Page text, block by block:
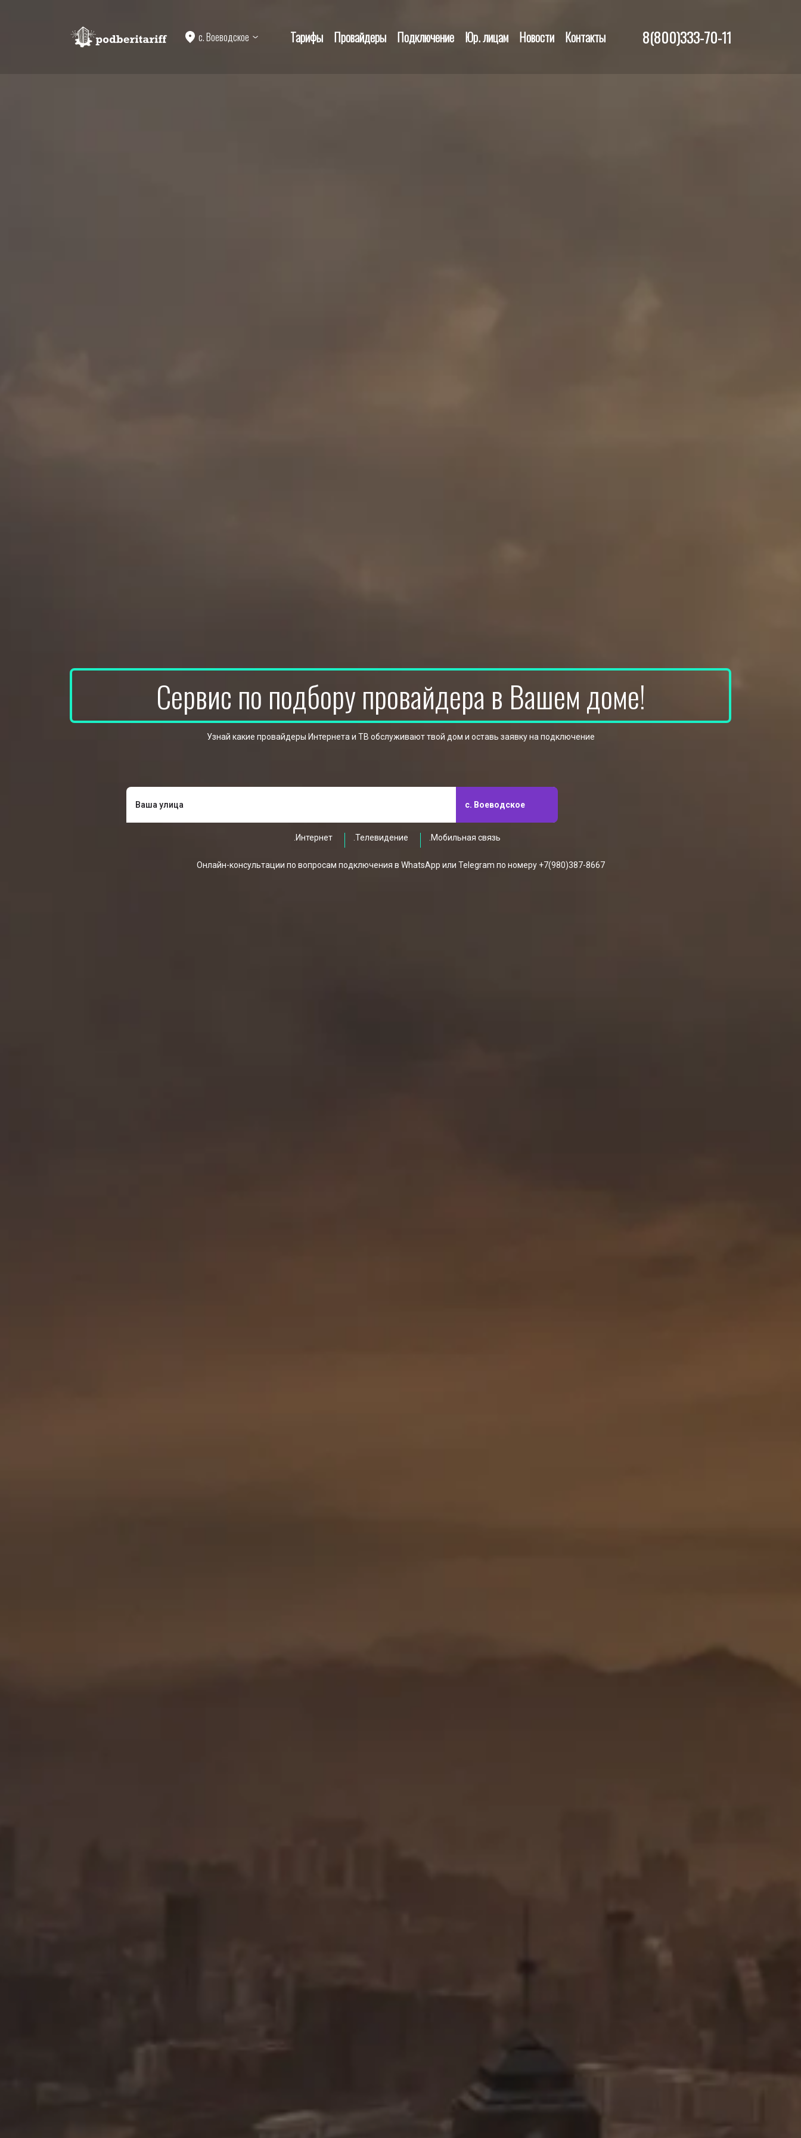
с. Воеводское Тарифы Провайдеры Подключение Юр. лицам Новости Контакты 8(800)333-70-11
Сервис по подбору провайдера в Вашем доме!
Узнай какие провайдеры Интернета и ТВ обслуживают твой дом и оставь заявку на подключение
с. Воеводское
.Интернет .Телевидение .Мобильная связь
Онлайн-консультации по вопросам подключения в WhatsApp или Telegram по номеру +7(980)387-8667